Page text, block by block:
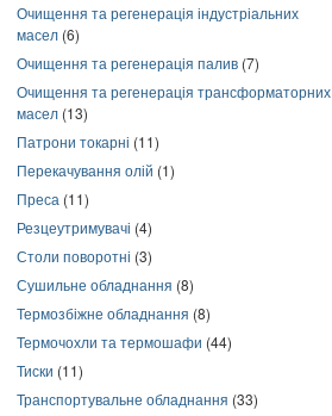
Очищення та регенерація індустріальних
масел (6)
Очищення та регенерація палив (7)
Очищення та регенерація трансформаторних
масел (13)
Патрони токарні (11)
Перекачування олій (1)
Преса (11)
Резцеутримувачі (4)
Столи поворотні (3)
Сушильне обладнання (8)
Термозбіжне обладнання (8)
Термочохли та термошафи (44)
Тиски (11)
Транспортувальне обладнання (33)